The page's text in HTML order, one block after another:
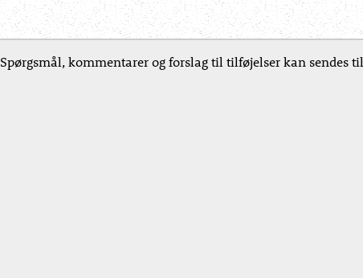
Spørgsmål, kommentarer og forslag til tilføjelser kan sendes til